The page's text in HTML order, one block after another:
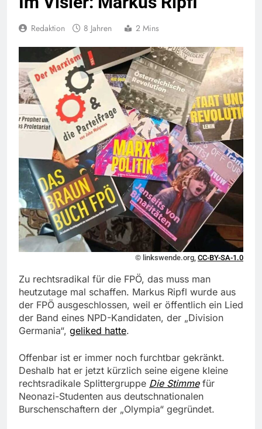
Redaktion 8 Jahren 2 Mins
© linkswende.org, CC-BY-SA-1.0
Zu rechtsradikal für die FPÖ, das muss man
heutzutage mal schaffen. Markus Ripfl wurde aus
der FPÖ ausgeschlossen, weil er öffentlich ein Lied
der Band eines NPD-Kandidaten, der „Division
Germania“, geliked hatte.
Offenbar ist er immer noch furchtbar gekränkt.
Deshalb hat er jetzt kürzlich seine eigene kleine
rechtsradikale Splittergruppe Die Stimmefür
Neonazi-Studenten aus deutschnationalen
Burschenschaftern der „Olympia“ gegründet.